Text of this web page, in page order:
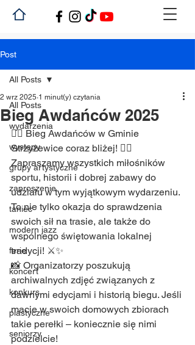
Post
All Posts
wydarzenia
występy
grupy artystyczne
zaproszenie
taniec
modern jazz
ferie
koncert
konkurs
plastyczne
seniorzy
All Posts
Bieg Awdańców 2025
2 wrz 2025 1 minut(y) czytania
🏃‍♂️ Bieg Awdańców w Gminie
Strzyżewice coraz bliżej! 🏃‍♀️
Zapraszamy wszystkich miłośników
sportu, historii i dobrej zabawy do
udziału w tym wyjątkowym wydarzeniu.
To nie tylko okazja do sprawdzenia
swoich sił na trasie, ale także do
wspólnego świętowania lokalnej
tradycji! ⚔️✨
📸 Organizatorzy poszukują
archiwalnych zdjęć związanych z
dawnymi edycjami i historią biegu. Jeśli
macie w swoich domowych zbiorach
takie perełki – koniecznie się nimi
podzielcie!